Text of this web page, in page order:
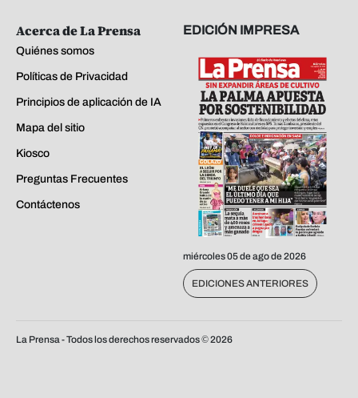
Acerca de La Prensa
Quiénes somos
Políticas de Privacidad
Principios de aplicación de IA
Mapa del sitio
Kiosco
Preguntas Frecuentes
Contáctenos
EDICIÓN IMPRESA
miércoles 05 de ago de 2026
EDICIONES ANTERIORES
La Prensa - Todos los derechos reservados ©2026